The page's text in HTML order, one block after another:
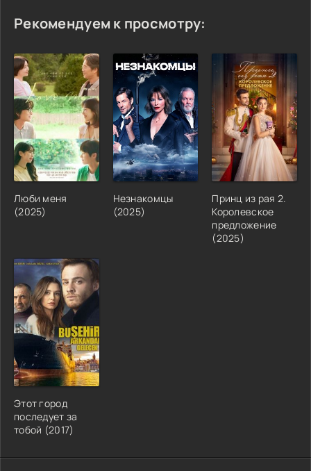
Рекомендуем к просмотру:
Люби меня
(2025)
Незнакомцы
(2025)
Принц из рая 2.
Королевское
предложение
(2025)
Этот город
последует за
тобой (2017)